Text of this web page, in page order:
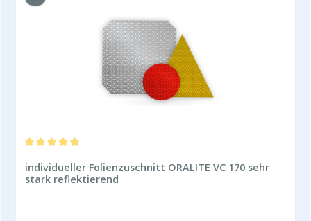
individueller Folienzuschnitt ORALITE VC 170 sehr
stark reflektierend